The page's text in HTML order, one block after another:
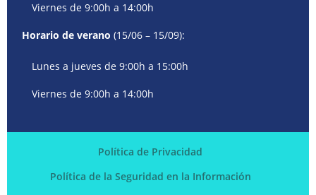
Viernes de 9:00h a 14:00h
Horario de verano (15/06 – 15/09):
Lunes a jueves de 9:00h a 15:00h
Viernes de 9:00h a 14:00h
Política de Privacidad
Política de la Seguridad en la Información